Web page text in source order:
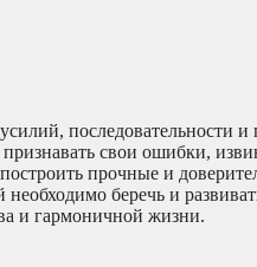
последовательности и
свои ошибки,
прочные и
беречь и
и гармоничной жизни.